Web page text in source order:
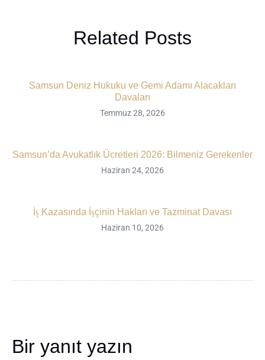
Related Posts
Samsun Deniz Hukuku ve Gemi Adamı Alacakları
Davaları
Temmuz 28, 2026
Samsun’da Avukatlık Ücretleri 2026: Bilmeniz Gerekenler
Haziran 24, 2026
İş Kazasında İşçinin Hakları ve Tazminat Davası
Haziran 10, 2026
Bir yanıt yazın